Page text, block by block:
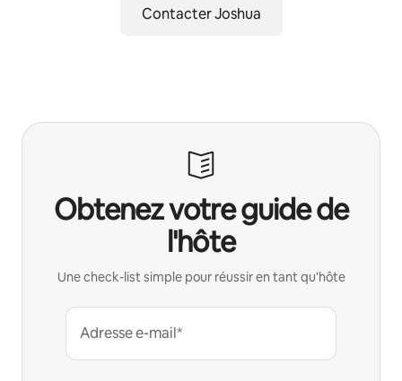
Contacter Joshua
Obtenez votre guide de
l'hôte
Une check-list simple pour réussir en tant qu'hôte
Adresse e-mail*